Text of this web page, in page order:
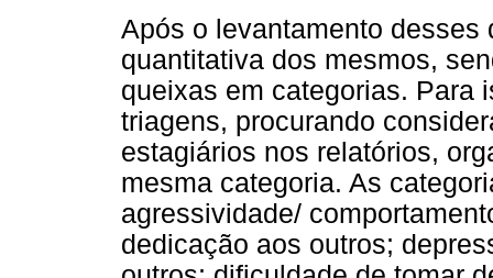
Após o levantamento
quantitativa dos mesmos,
queixas em categorias. Para
triagens, procurando
estagiários nos relatórios,
mesma categoria. As
agressividade/
dedicação aos outros;